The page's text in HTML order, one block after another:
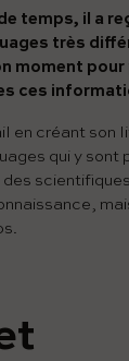
temps, il a
​​très
moment pour
ces
en créant son
​​qui y sont